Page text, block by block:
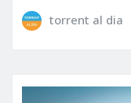
torrent al dia